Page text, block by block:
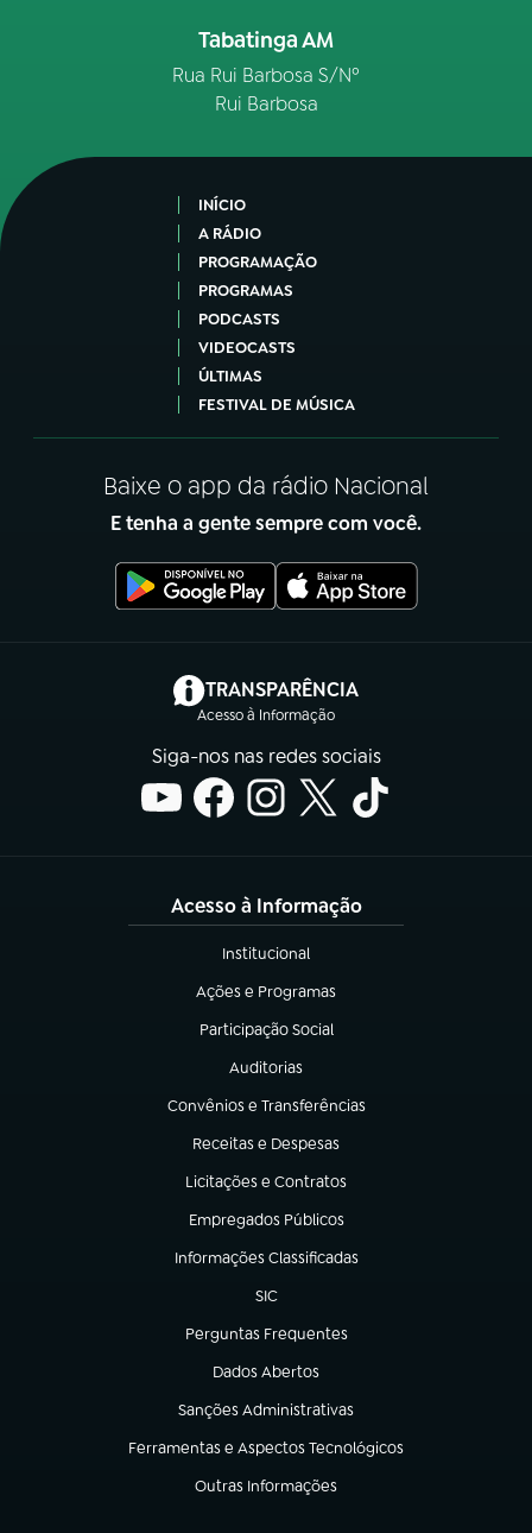
Tabatinga AM
Rua Rui Barbosa S/Nº
Rui Barbosa
INÍCIO
A RÁDIO
PROGRAMAÇÃO
PROGRAMAS
PODCASTS
VIDEOCASTS
ÚLTIMAS
FESTIVAL DE MÚSICA
Baixe o app da rádio Nacional
E tenha a gente sempre com você.
TRANSPARÊNCIA
Acesso à Informação
(abre em nova aba)
Siga-nos nas redes sociais
Acesso à Informação
Institucional
(abre em nova aba)
Ações e Programas
(abre em nova aba)
Participação Social
(abre em nova aba)
Auditorias
(abre em nova aba)
Convênios e Transferências
(abre em nova aba)
Receitas e Despesas
(abre em nova aba)
Licitações e Contratos
(abre em nova aba)
Empregados Públicos
(abre em nova aba)
Informações Classificadas
(abre em nova aba)
SIC
(abre em nova aba)
Perguntas Frequentes
(abre em nova aba)
Dados Abertos
(abre em nova aba)
Sanções Administrativas
(abre em nova aba)
Ferramentas e Aspectos Tecnológicos
(abre em nova aba)
Outras Informações
(abre em nova aba)